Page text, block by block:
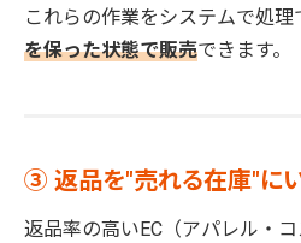
これらの作業をシステムで処理
を保った状態で販売できます。
③ 返品を"売れる在庫"に
返品率の高いEC（アパレル・